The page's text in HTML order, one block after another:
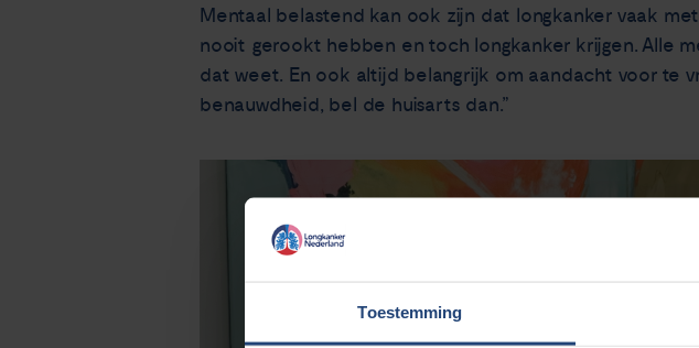
Toestemming
Mentaal belastend kan ook zijn dat longkanker vaak
nooit gerookt hebben en toch longkanker krijgen. Alle
dat weet. En ook altijd belangrijk om aandacht voor te
benauwdheid, bel de huisarts dan.”